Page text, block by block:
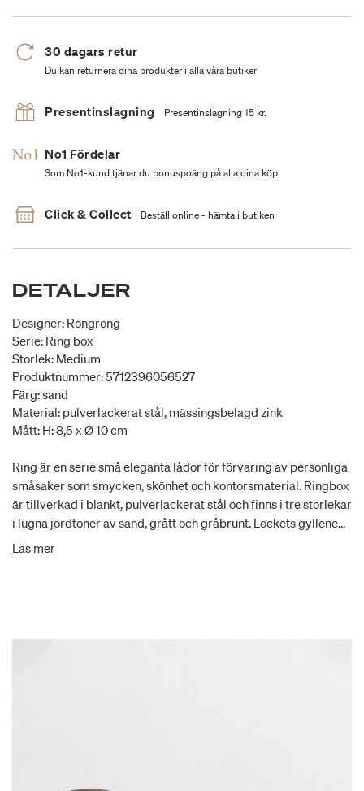
30 dagars retur
Du kan returnera dina produkter i alla våra butiker
Presentinslagning Presentinslagning 15 kr.
No1 Fördelar
Som No1-kund tjänar du bonuspoäng på alla dina köp
Click & Collect Beställ online - hämta i butiken
DETALJER
Designer: Rongrong
Serie: Ring box
Storlek: Medium
Produktnummer: 5712396056527
Färg: sand
Material: pulverlackerat stål, mässingsbelagd zink
Mått: H: 8,5 x Ø 10 cm
Ring är en serie små eleganta lådor för förvaring av personliga
småsaker som smycken, skönhet och kontorsmaterial. Ringbox
är tillverkad i blankt, pulverlackerat stål och finns i tre storlekar
i lugna jordtoner av sand, grått och gråbrunt. Lockets gyllene
ring fungerar både som ett funktionellt element och en
Läs mer